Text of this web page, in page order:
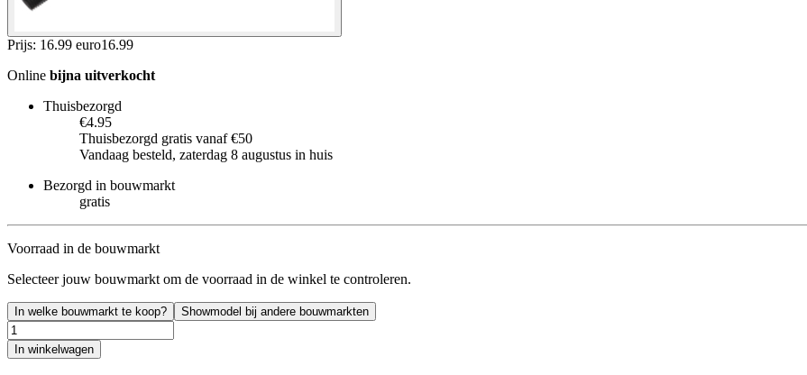
Prijs: 16.99 euro16.99
Online bijna uitverkocht
Thuisbezorgd
€4.95
Thuisbezorgd gratis vanaf €50
Vandaag besteld, zaterdag 8 augustus in huis
Bezorgd in bouwmarkt
gratis
Voorraad in de bouwmarkt
Selecteer jouw bouwmarkt om de voorraad in de winkel te controleren.
In welke bouwmarkt te koop? Showmodel bij andere bouwmarkten
In winkelwagen